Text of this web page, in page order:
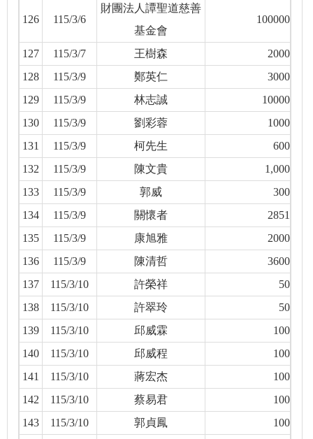
126 115/3/6
財團法人譚聖道慈善
基金會
100000
127 115/3/7 王樹森
2000
128
115/3/9 鄭英仁
3000
129
115/3/9 林志誠
10000
130
115/3/9 劉彩蓉
1000
131
115/3/9 柯先生
600
132
115/3/9 陳文貴
1,000
133
115/3/9 郭威
300
134
115/3/9 關懷者
2851
135
115/3/9 康旭雅
2000
136
115/3/9 陳清哲
3600
137
115/3/10 許榮祥
50
138
115/3/10 許翠玲
50
139
115/3/10 邱威霖
100
140
115/3/10 邱威程
100
141
115/3/10 蔣宏杰
100
142
115/3/10 蔡易君
100
143
115/3/10 郭貞鳳
100